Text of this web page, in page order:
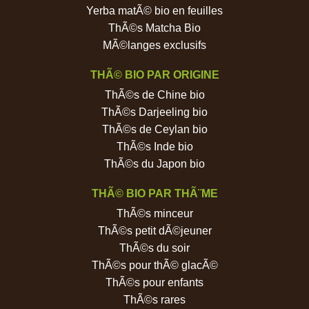
Yerba matÃ© bio en feuilles
ThÃ©s Matcha Bio
MÃ©langes exclusifs
THÃ© BIO PAR ORIGINE
ThÃ©s de Chine bio
ThÃ©s Darjeeling bio
ThÃ©s de Ceylan bio
ThÃ©s Inde bio
ThÃ©s du Japon bio
THÃ© BIO PAR THÃ¨ME
ThÃ©s minceur
ThÃ©s petit dÃ©jeuner
ThÃ©s du soir
ThÃ©s pour thÃ© glacÃ©
ThÃ©s pour enfants
ThÃ©s rares